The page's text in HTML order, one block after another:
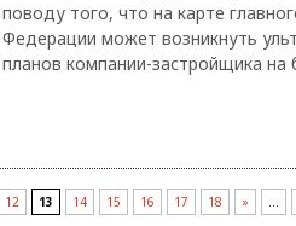
поводу того, что на карте
Федерации может возникнуть
планов компании-застройщика
12 13 14 15 16 17 18 » …